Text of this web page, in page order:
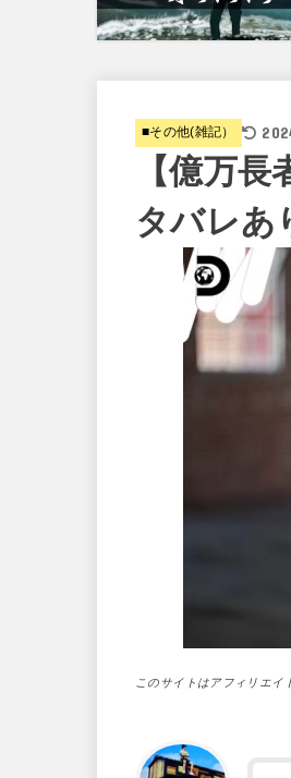
■その他(雑記）
【億万
タバレあ
このサイトはアフィリエイ